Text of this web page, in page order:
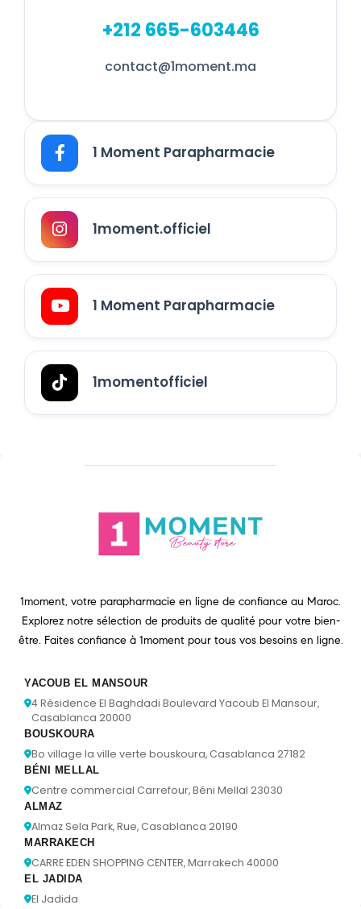
+212 665-603446
contact@1moment.ma
1 Moment Parapharmacie
1moment.officiel
1 Moment Parapharmacie
1momentofficiel
1moment, votre parapharmacie en ligne de confiance au Maroc.
Explorez notre sélection de produits de qualité pour votre bien-
être. Faites confiance à 1moment pour tous vos besoins en ligne.
YACOUB EL MANSOUR
4 Résidence El Baghdadi Boulevard Yacoub El Mansour,
Casablanca 20000
BOUSKOURA
Bo village la ville verte bouskoura, Casablanca 27182
BÉNI MELLAL
Centre commercial Carrefour, Béni Mellal 23030
ALMAZ
Almaz Sela Park, Rue, Casablanca 20190
MARRAKECH
CARRE EDEN SHOPPING CENTER, Marrakech 40000
EL JADIDA
El Jadida